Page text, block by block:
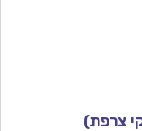
צרפת)